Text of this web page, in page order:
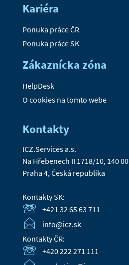
Kariéra
Ponuka práce ČR
Ponuka práce SK
Zákaznícka zóna
HelpDesk
O cookies na tomto webe
Kontakty
ICZ.Services a.s.
Na Hřebenech II 1718/10, 140 00
Praha 4, Česká republika
Kontakty SK:
+421 32 65 63 711
info@icz.sk
Kontakty ČR:
+420 222 271 111